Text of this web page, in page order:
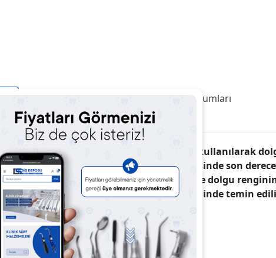
Taksit / Ödeme Seçenekleri Ürün Yorumları
maddesi içerir. Yapıştırma teknikleri kullanılarak
Ultra ince partiküllü dolgusu sayesinde son
cilalanabilir. Bukalemun etkisi sayesinde dolgu
Zenchroma şırıngalar ve kompüller halinde temin
tetrametilen dimetakrilat.